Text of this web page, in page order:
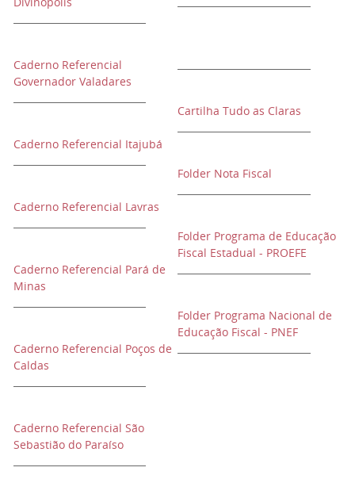
Caderno Referencial
Governador Valadares
Caderno Referencial Itajubá
Caderno Referencial Lavras
Caderno Referencial Pará de
Minas
Caderno Referencial Poços de
Caldas
Caderno Referencial São
Sebastião do Paraíso
Cartilha Tudo as Claras
Folder Nota Fiscal
Folder Programa de Educação
Fiscal Estadual - PROEFE
Folder Programa Nacional de
Educação Fiscal - PNEF